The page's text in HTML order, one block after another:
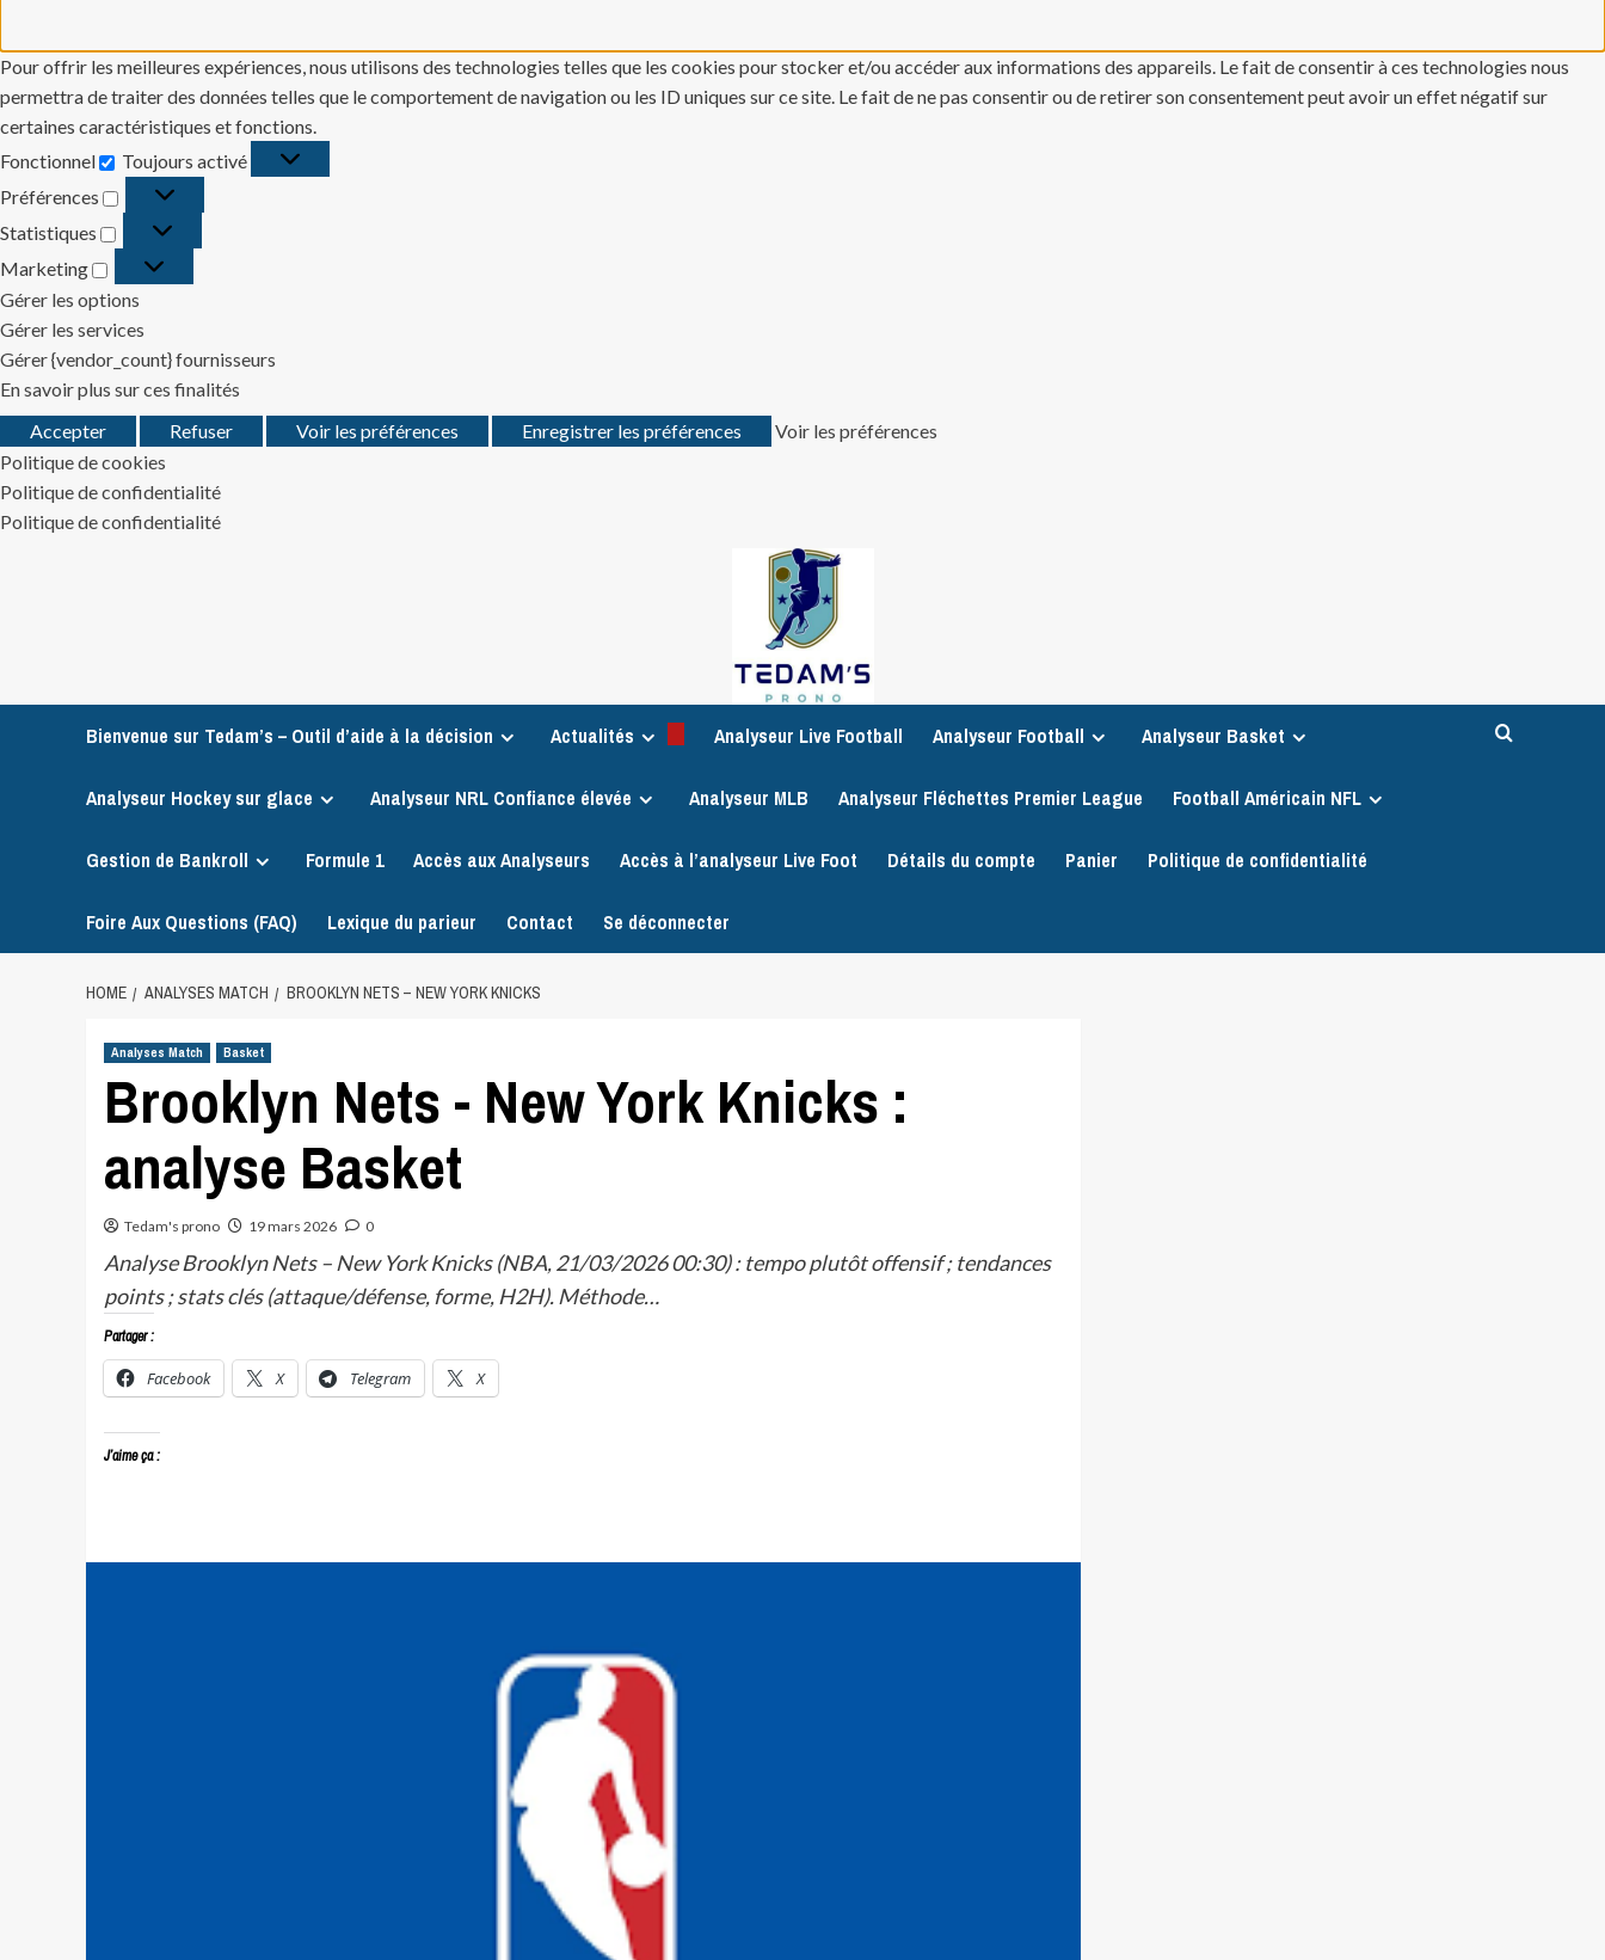
Pour offrir les meilleures expériences, nous utilisons des technologies telles que les cookies pour stocker et/ou accéder aux informations des appareils. Le fait de consentir à ces technologies nous
permettra de traiter des données telles que le comportement de navigation ou les ID uniques sur ce site. Le fait de ne pas consentir ou de retirer son consentement peut avoir un effet négatif sur
certaines caractéristiques et fonctions.
Fonctionnel
Fonctionnel
Toujours activé
Préférences
Préférences
Statistiques
Statistiques
Marketing
Marketing
Gérer les options
Gérer les services
Gérer {vendor_count} fournisseurs
En savoir plus sur ces finalités
Accepter
Refuser Voir les préférences Enregistrer les préférences
Voir les préférences
Politique de cookies
Politique de confidentialité
Politique de confidentialité
Bienvenue sur Tedam’s – Outil d’aide à la décision Actualités Analyseur Live Football Analyseur Football Analyseur Basket
Analyseur Hockey sur glace Analyseur NRL Confiance élevée Analyseur MLB Analyseur Fléchettes Premier League Football Américain NFL
Gestion de Bankroll Formule 1 Accès aux Analyseurs Accès à l’analyseur Live Foot Détails du compte Panier Politique de confidentialité
Foire Aux Questions (FAQ) Lexique du parieur Contact Se déconnecter
HOME ANALYSES MATCH BROOKLYN NETS – NEW YORK KNICKS
Analyses Match Basket
Brooklyn Nets - New York Knicks :
analyse Basket
Tedam's prono 19 mars 2026 0
Analyse Brooklyn Nets – New York Knicks (NBA, 21/03/2026 00:30) : tempo plutôt offensif ; tendances
points ; stats clés (attaque/défense, forme, H2H). Méthode…
Partager :
Facebook X Telegram X
J’aime ça :